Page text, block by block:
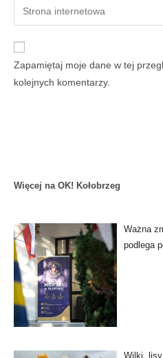
Zapamiętaj moje dane w tej
kolejnych komentarzy.
Więcej na OK! Kołobrzeg
Ważna
podlega
Wilki,